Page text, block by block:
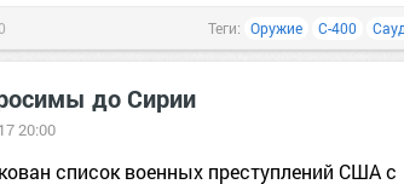
Теги: Оружие С-400
до Сирии
20:00
список военных преступлений США с